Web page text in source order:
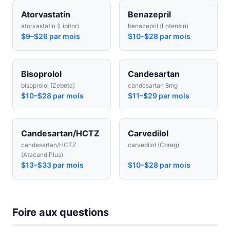
Atorvastatin
atorvastatin (Lipitor)
$9–$26 par mois
Benazepril
benazepril (Lotensin)
$10–$28 par mois
Bisoprolol
bisoprolol (Zebeta)
$10–$28 par mois
Candesartan
candesartan 8mg
$11–$29 par mois
Candesartan/HCTZ
candesartan/HCTZ
(Atacand Plus)
$13–$33 par mois
Carvedilol
carvedilol (Coreg)
$10–$28 par mois
Foire aux questions